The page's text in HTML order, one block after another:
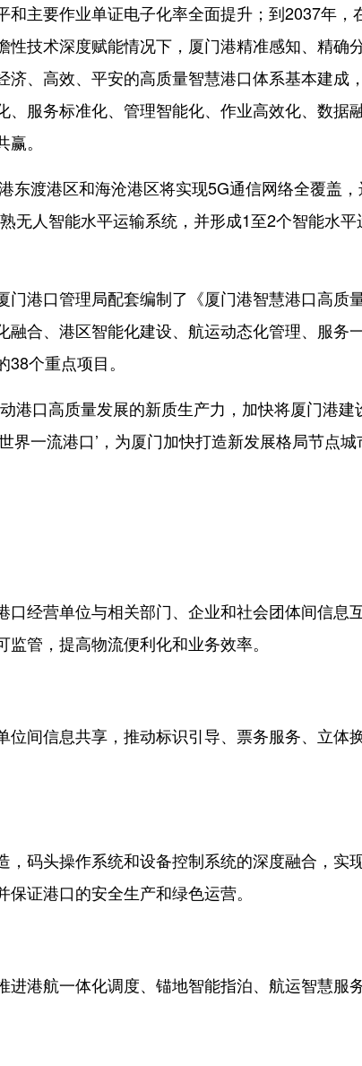
主要作业单证电子化率全面提升；到2037年，
技术深度赋能情况下，厦门港精准感知、精确
、高效、平安的高质量智慧港口体系基本建成
服务标准化、管理智能化、作业高效化、数据
。
渡港区和海沧港区将实现5G通信网络全覆盖，
无人智能水平运输系统，并形成1至2个智能水
港口管理局配套编制了《厦门港智慧港口高质
合、港区智能化建设、航运动态化管理、服务
个重点项目。
口高质量发展的新质生产力，加快将厦门港建
界一流港口’，为厦门加快打造新发展格局节点
经营单位与相关部门、企业和社会团体间信息
管，提高物流便利化和业务效率。
间信息共享，推动标识引导、票务服务、立体
码头操作系统和设备控制系统的深度融合，实
证港口的安全生产和绿色运营。
港航一体化调度、锚地智能指泊、航运智慧服